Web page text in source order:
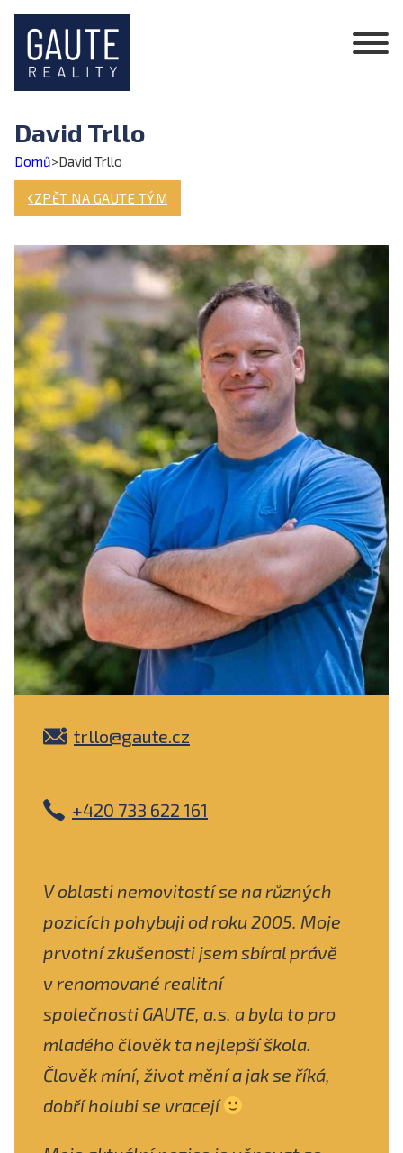
David Trllo
Domů>David Trllo
ZPĚT NA GAUTE TÝM
trllo@gaute.cz
+420 733 622 161
V oblasti nemovitostí se na různých
pozicích pohybuji od roku 2005. Moje
prvotní zkušenosti jsem sbíral právě
v renomované realitní
společnosti GAUTE, a.s. a byla to pro
mladého člověk ta nejlepší škola.
Člověk míní, život mění a jak se říká,
dobří holubi se vracejí